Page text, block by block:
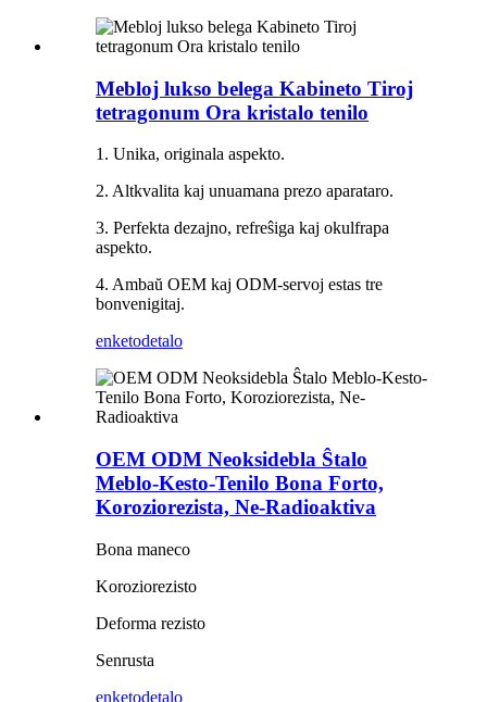
Mebloj lukso belega Kabineto Tiroj
tetragonum Ora kristalo tenilo
1. Unika, originala aspekto.
2. Altkvalita kaj unuamana prezo aparataro.
3. Perfekta dezajno, refreŝiga kaj okulfrapa
aspekto.
4. Ambaŭ OEM kaj ODM-servoj estas tre
bonvenigitaj.
enketodetalo
OEM ODM Neoksidebla Ŝtalo
Meblo-Kesto-Tenilo Bona Forto,
Koroziorezista, Ne-Radioaktiva
Bona maneco
Koroziorezisto
Deforma rezisto
Senrusta
enketodetalo